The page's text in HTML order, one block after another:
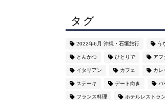
タグ
2022年6月 沖縄・石垣旅行 う
とんかつ ひとりで アフ
イタリアン カフェ カレ
ステーキ デート向き バ
フランス料理 ホテルレストラン